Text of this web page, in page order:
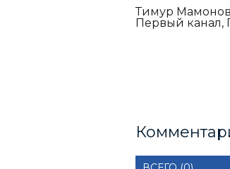
Тимур
Первый канал,